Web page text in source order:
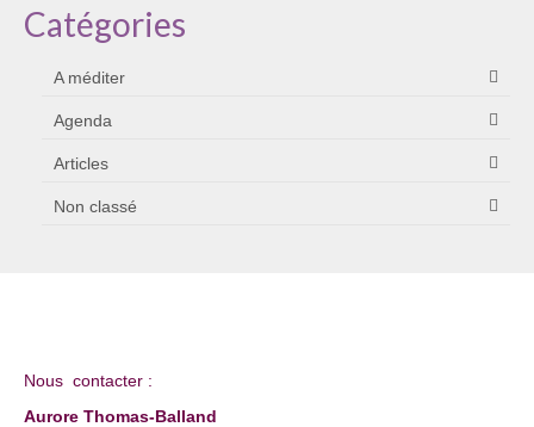
Catégories
A méditer
Agenda
Articles
Non classé
Nous contacter :
Aurore Thomas-Balland